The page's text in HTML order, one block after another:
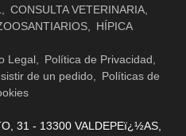
CONSULTA VETERINARIA
HÍPICA
Legal
Política de Privacidad
de un pedido
Políticas de
31 - 13300 VALDEPEï¿½AS,